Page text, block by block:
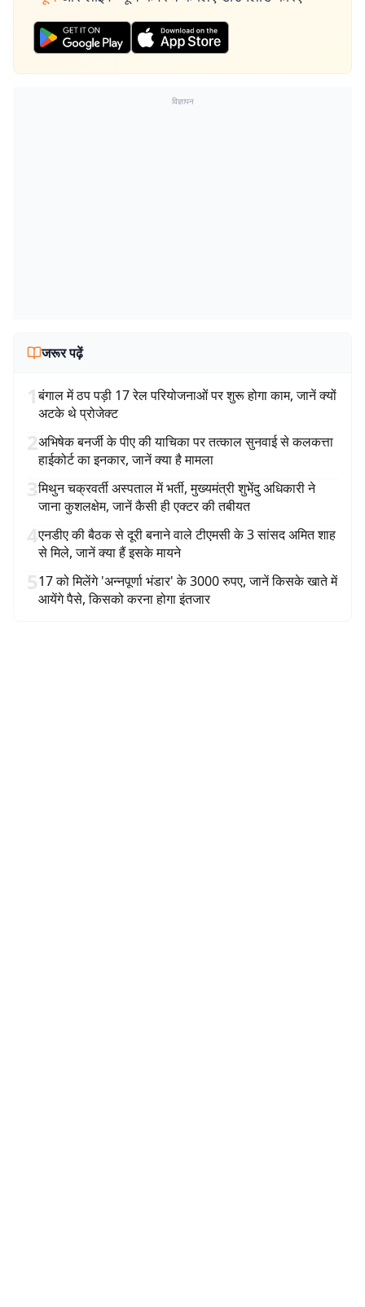
विज्ञापन
जरूर पढ़ें
1बंगाल में ठप पड़ी 17 रेल परियोजनाओं पर शुरू होगा काम, जानें क्यों
अटके थे प्रोजेक्ट
2अभिषेक बनर्जी के पीए की याचिका पर तत्काल सुनवाई से कलकत्ता
हाईकोर्ट का इनकार, जानें क्या है मामला
3मिथुन चक्रवर्ती अस्पताल में भर्ती, मुख्यमंत्री शुभेंदु अधिकारी ने
जाना कुशलक्षेम, जानें कैसी ही एक्टर की तबीयत
4एनडीए की बैठक से दूरी बनाने वाले टीएमसी के 3 सांसद अमित शाह
से मिले, जानें क्या हैं इसके मायने
517 को मिलेंगे 'अन्नपूर्णा भंडार' के 3000 रुपए, जानें किसके खाते में
आयेंगे पैसे, किसको करना होगा इंतजार